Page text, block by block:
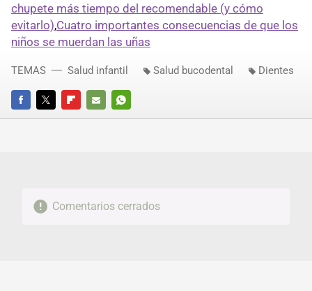
chupete más tiempo del recomendable (y cómo
evitarlo),Cuatro importantes consecuencias de que los
niños se muerdan las uñas
FACEBOOKTWITTERFLIPBOARD
E-
WHATSAPP
TEMAS Salud infantil Salud bucodental Dientes
Comentarios cerrados